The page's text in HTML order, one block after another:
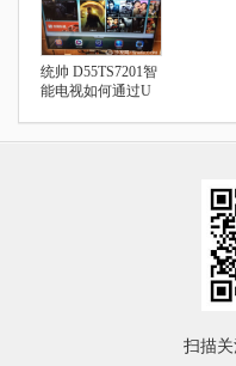
统帅 D55TS7201智
能电视如何通过U
扫描